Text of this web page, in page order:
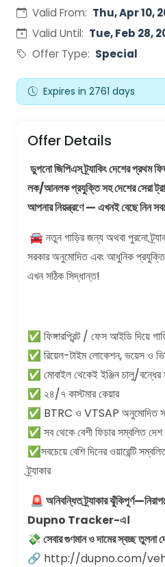
Valid From: Thu, Apr 10,
Valid Until: Tue, Feb 28,
Offer Type: Special
Expires in 2761 days
Offer Details
ডুপনো জিপিএস ট্র্যাকিং দেশের প্রথম
লক/আনলক প্রযুক্তি সহ দেশের সেরা
আপনার নিয়ন্ত্রণে — এখনই বেছে নিন
🚘 নতুন গাড়ির জন্য অথবা পুরনো
সরকার অনুমোদিত এবং আধুনিক
এখন সঠিক সিদ্ধান্ত!
✅ ফিঙ্গারপ্রিন্ট / ফেস আইডি দিয়ে
✅ রিয়েল-টাইম লোকেশন, ভয়েস ও
✅ মোবাইল থেকেই ইঞ্জিন চালু/বন্ধের
✅ ২৪/৭ কাস্টমার কেয়ার
✅ BTRC ও VTSAP অনুমোদিত
✅ সব থেকে বেশী ফিচার সম্বলিত দেশ
✅সবচেয়ে বেশি দিনের ওয়ারেন্টি
ট্র্যাকার
🚨 অনিবন্ধিত ট্র্যাকার
Dupno Tracker-এ।
💸 সেবার গুণমান ও দামের স্বচ্ছ তুলনা
🔗 http://dupno.com/